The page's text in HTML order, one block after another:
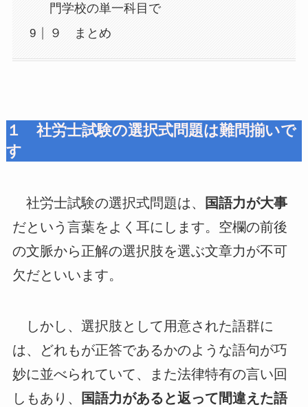
門学校の単一科目で
９ まとめ
１ 社労士試験の選択式問題は難問揃いで
す
社労士試験の選択式問題は、
国語力が大事
だという言葉をよく耳にします。空欄の前後
の文脈から正解の選択肢を選ぶ文章力が不可
欠だといいます。
しかし、選択肢として用意された語群に
は、どれもが正答であるかのような語句が巧
妙に並べられていて、また法律特有の言い回
しもあり、
国語力があると返って間違えた語